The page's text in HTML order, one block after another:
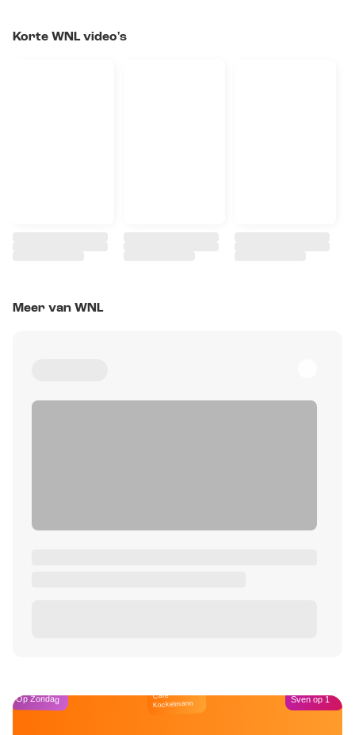
Korte WNL video's
Meer van WNL
Op Zondag Café
Kockelmann Sven op 1